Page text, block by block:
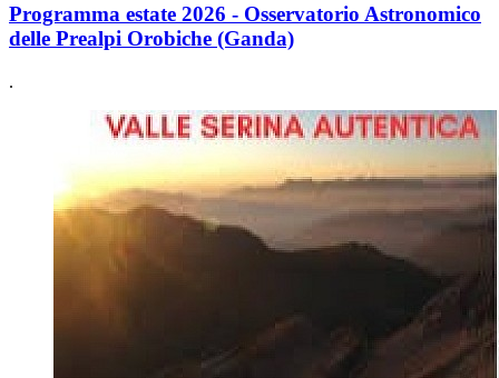
Programma estate 2026 - Osservatorio Astronomico
delle Prealpi Orobiche (Ganda)
.